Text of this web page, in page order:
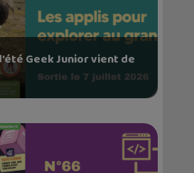
Geek Junior vient de